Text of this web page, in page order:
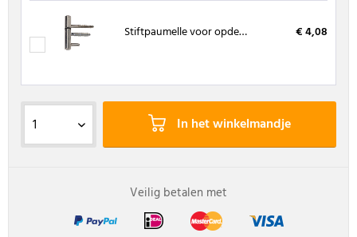
Stiftpaumelle voor opdekdeuren € 4,08
In het winkelmandje
Veilig betalen met